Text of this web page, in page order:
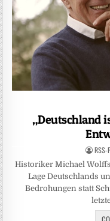
„Deutschland
RSS-
Historiker Michael
Lage Deutschlands
Bedrohungen statt